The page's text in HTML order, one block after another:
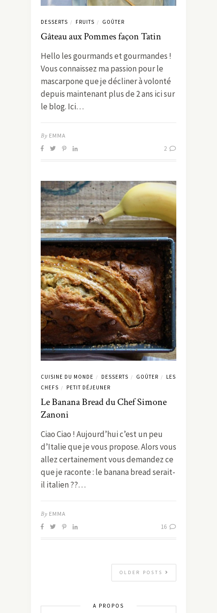
DESSERTS / FRUITS / GOÛTER
Gâteau aux Pommes façon Tatin
Hello les gourmands et gourmandes !
Vous connaissez ma passion pour le
mascarpone que je décliner à volonté
depuis maintenant plus de 2 ans ici sur
le blog. Ici…
By EMMA
2
CUISINE DU MONDE / DESSERTS / GOÛTER /
LES
CHEFS / PETIT DÉJEUNER
Le Banana Bread du Chef Simone
Zanoni
Ciao Ciao ! Aujourd’hui c’est un peu
d’Italie que je vous propose. Alors vous
allez certainement vous demandez ce
que je raconte : le banana bread serait-
il italien ??…
By EMMA
16
OLDER POSTS
A PROPOS